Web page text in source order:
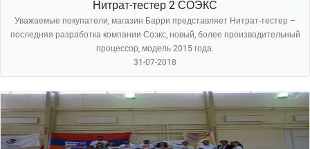
Нитрат-тестер 2 СОЭКС
Уважаемые покупатели, магазин Барри представляет Нитрат-тестер –
последняя разработка компании Соэкс, новый, более производительный
процессор, модель 2015 года.
31-07-2018